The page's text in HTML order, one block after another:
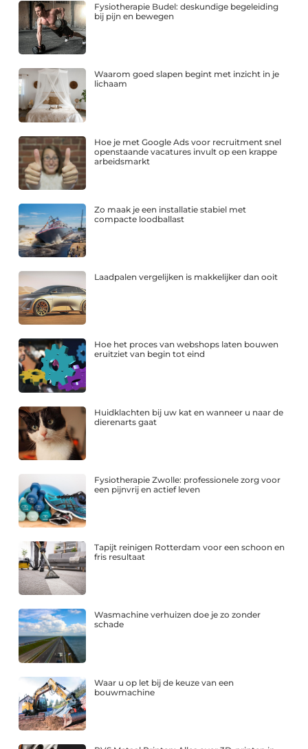
Fysiotherapie Budel: deskundige begeleiding
bij pijn en bewegen
Waarom goed slapen begint met inzicht in je
lichaam
Hoe je met Google Ads voor recruitment snel
openstaande vacatures invult op een krappe
arbeidsmarkt
Zo maak je een installatie stabiel met
compacte loodballast
Laadpalen vergelijken is makkelijker dan ooit
Hoe het proces van webshops laten bouwen
eruitziet van begin tot eind
Huidklachten bij uw kat en wanneer u naar de
dierenarts gaat
Fysiotherapie Zwolle: professionele zorg voor
een pijnvrij en actief leven
Tapijt reinigen Rotterdam voor een schoon en
fris resultaat
Wasmachine verhuizen doe je zo zonder
schade
Waar u op let bij de keuze van een
bouwmachine